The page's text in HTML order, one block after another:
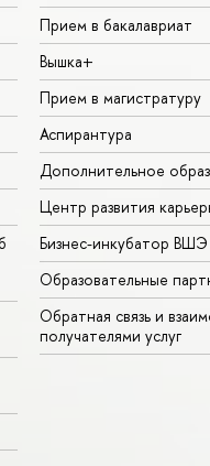
Прием в бакалавриат
Вышка+
Прием в магистратуру
Аспирантура
Дополнительное
Центр развития
Бизнес-инкубатор ВШЭ
Образовательные
Обратная связь и
получателями услуг